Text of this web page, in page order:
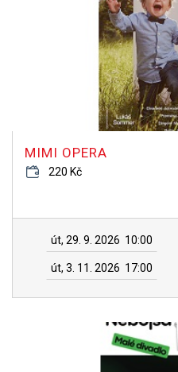
MIMI OPERA
220 Kč
út, 29. 9. 2026 10:00
út, 3. 11. 2026 17:00